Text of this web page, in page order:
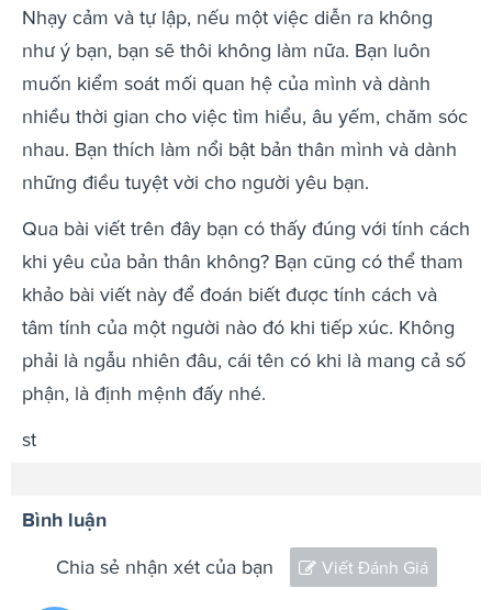
Nhạy cảm và tự lập, nếu một việc diễn ra không
như ý bạn, bạn sẽ thôi không làm nữa. Bạn luôn
muốn kiểm soát mối quan hệ của mình và dành
nhiều thời gian cho việc tìm hiểu, âu yếm, chăm sóc
nhau. Bạn thích làm nổi bật bản thân mình và dành
những điều tuyệt vời cho người yêu bạn.
Qua bài viết trên đây bạn có thấy đúng với tính cách
khi yêu của bản thân không? Bạn cũng có thể tham
khảo bài viết này để đoán biết được tính cách và
tâm tính của một người nào đó khi tiếp xúc. Không
phải là ngẫu nhiên đâu, cái tên có khi là mang cả số
phận, là định mệnh đấy nhé.
st
Bình luận
Chia sẻ nhận xét của bạn Viết Đánh Giá